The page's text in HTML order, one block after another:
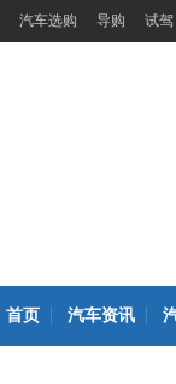
汽车选购 导购 试驾
首页 汽车资讯